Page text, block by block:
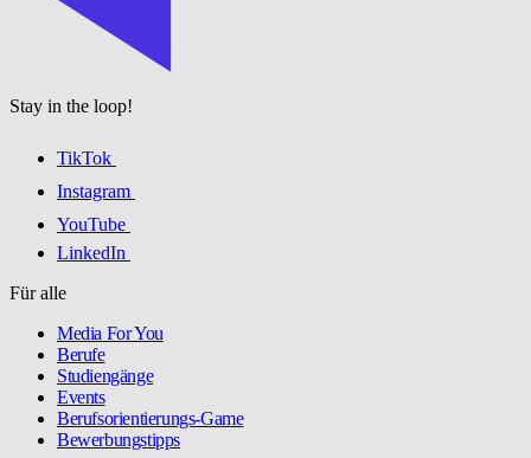
Stay in the loop!
TikTok
Instagram
YouTube
LinkedIn
Für alle
Media For You
Berufe
Studiengänge
Events
Berufsorientierungs-Game
Bewerbungstipps